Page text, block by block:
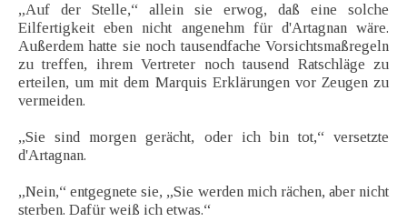
„Auf der Stelle,“ allein sie erwog, daß eine solche
Eilfertigkeit eben nicht angenehm für d'Artagnan wäre.
Außerdem hatte sie noch tausendfache Vorsichtsmaßregeln
zu treffen, ihrem Vertreter noch tausend Ratschläge zu
erteilen, um mit dem Marquis Erklärungen vor Zeugen zu
vermeiden.
„Sie sind morgen gerächt, oder ich bin tot,“ versetzte
d'Artagnan.
„Nein,“ entgegnete sie, „Sie werden mich rächen, aber nicht
sterben. Dafür weiß ich etwas.“